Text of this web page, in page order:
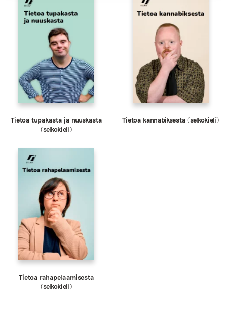
Tietoa tupakasta ja nuuskasta
(selkokieli)
Tietoa kannabiksesta (selkokieli)
Tietoa rahapelaamisesta
(selkokieli)